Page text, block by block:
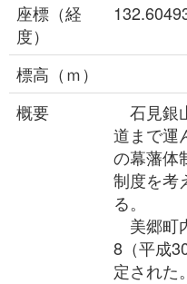
座標（経
度）
標高（ｍ）
概要
石見銀
道まで運
の幕藩体
制度を考
る。
美郷町
8（平成
定された。